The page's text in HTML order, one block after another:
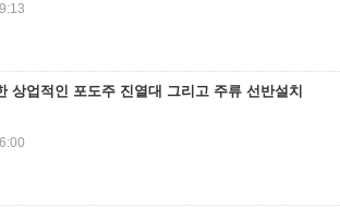
상업적인 포도주 진열대 그리고 주류 선반설치